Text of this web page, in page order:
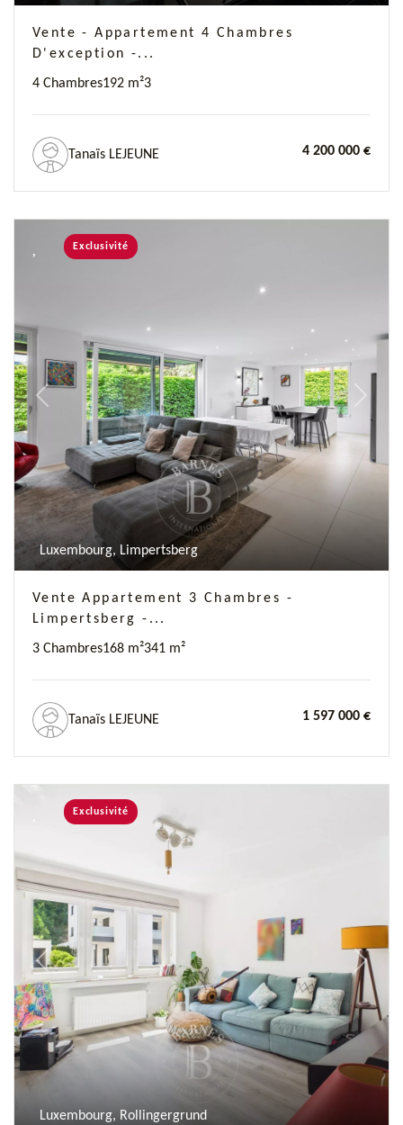
Vente - Appartement 4 Chambres
D'exception -...
4 Chambres192 m²3
Tanaïs LEJEUNE 4 200 000 €
Previous Next
Exclusivité
Luxembourg, Limpertsberg
Vente Appartement 3 Chambres -
Limpertsberg -...
3 Chambres168 m²341 m²
Tanaïs LEJEUNE 1 597 000 €
Previous Next
Exclusivité
Luxembourg, Rollingergrund